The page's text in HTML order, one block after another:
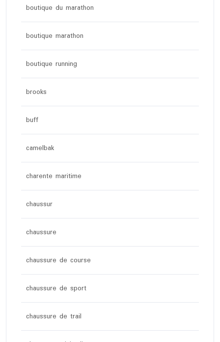
boutique du marathon
boutique marathon
boutique running
brooks
buff
camelbak
charente maritime
chaussur
chaussure
chaussure de course
chaussure de sport
chaussure de trail